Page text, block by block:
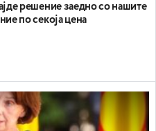
решение заедно со нашите
по секоја цена